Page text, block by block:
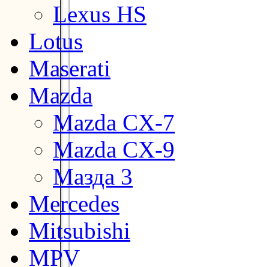
Lexus HS
Lotus
Maserati
Mazda
Mazda CX-7
Mazda CX-9
Мазда 3
Mercedes
Mitsubishi
MPV